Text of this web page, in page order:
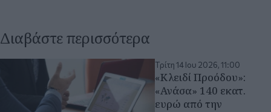
Διαβάστε περισσότερα
Τρίτη 14 Ιου 2026, 11:00
«Κλειδί Προόδου»:
«Ανάσα» 140 εκατ.
ευρώ από την